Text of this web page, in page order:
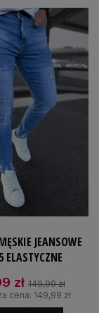
JEANSOWE
ELASTYCZNE
zł 149,99 zł
cena: 149,99 zł